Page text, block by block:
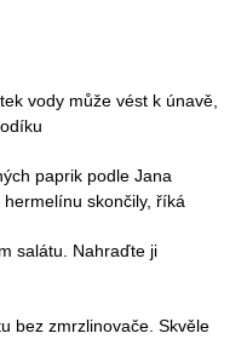
vody může vést k únavě,
paprik podle Jana
skončily, říká
salátu. Nahraďte ji
bez zmrzlinovače. Skvěle